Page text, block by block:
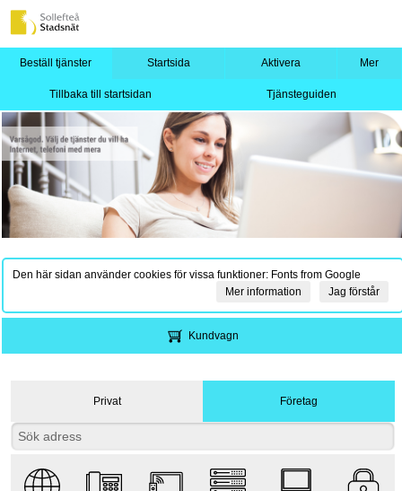
Beställ tjänster Startsida Aktivera Mer
Tillbaka till startsidan Tjänsteguiden
Den här sidan använder cookies för vissa funktioner: Fonts from Google
Jag förstår
Mer information
Kundvagn
Privat Företag